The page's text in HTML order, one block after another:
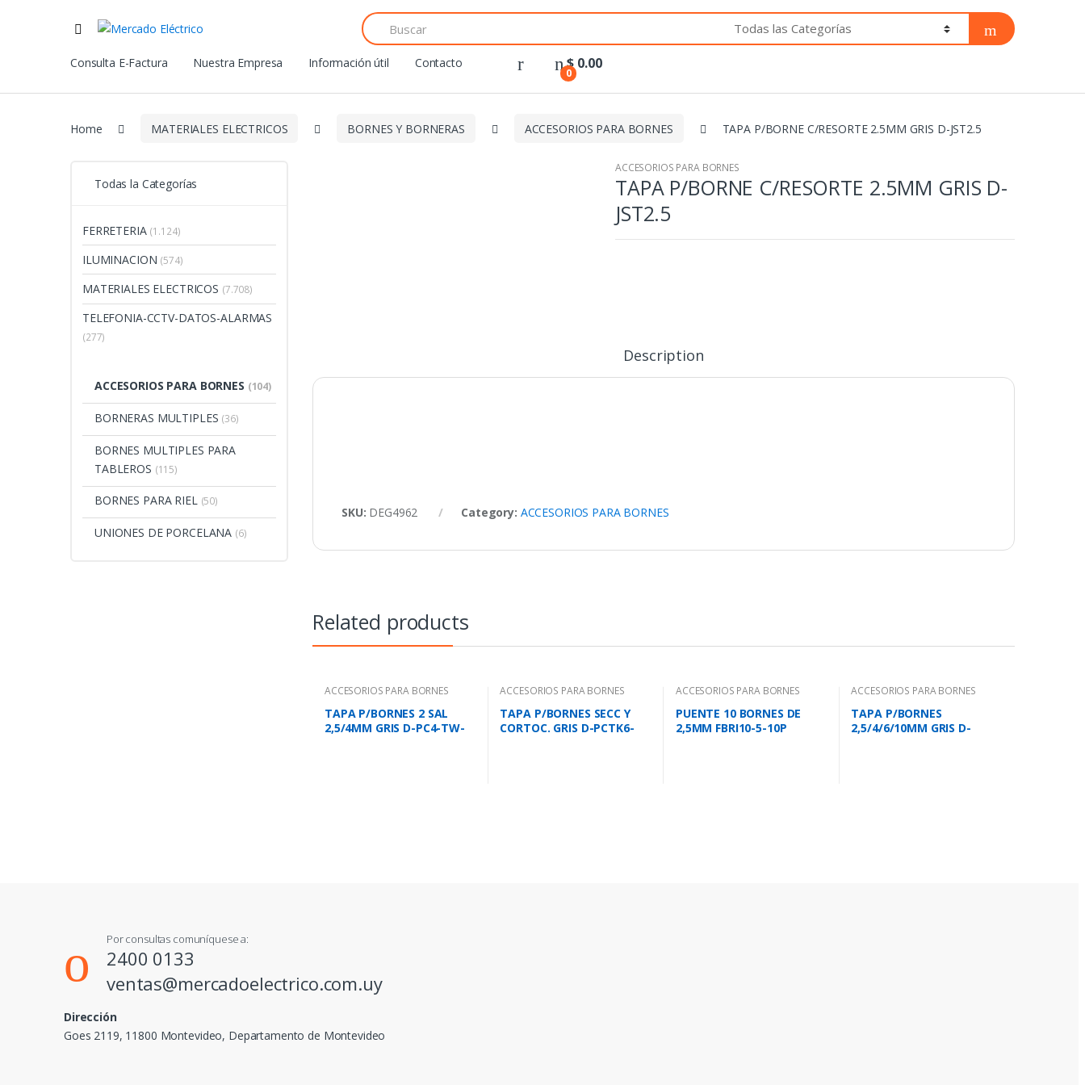
Search
for:
Consulta E-Factura
Nuestra Empresa Información útil Contacto
0
$ 0.00
Home MATERIALES ELECTRICOS BORNES Y BORNERAS ACCESORIOS PARA BORNES TAPA P/BORNE C/RESORTE 2.5MM GRIS D-JST2.5
ACCESORIOS PARA BORNES
TAPA P/BORNE C/RESORTE 2.5MM GRIS D-
JST2.5
Description
SKU: DEG4962 Category: ACCESORIOS PARA BORNES
Related products
ACCESORIOS PARA BORNES
TAPA P/BORNES 2 SAL
2,5/4MM GRIS D-PC4-TW-
ACCESORIOS PARA BORNES
TAPA P/BORNES SECC Y
CORTOC. GRIS D-PCTK6-
ACCESORIOS PARA BORNES
PUENTE 10 BORNES DE
2,5MM FBRI10-5-10P
ACCESORIOS PARA BORNES
TAPA P/BORNES
2,5/4/6/10MM GRIS D-
Todas la Categorías
FERRETERIA (1.124)
ILUMINACION (574)
MATERIALES ELECTRICOS (7.708)
TELEFONIA-CCTV-DATOS-ALARMAS
(277)
ACCESORIOS PARA BORNES (104)
BORNERAS MULTIPLES (36)
BORNES MULTIPLES PARA
TABLEROS (115)
BORNES PARA RIEL (50)
UNIONES DE PORCELANA (6)
Por consultas comuníquese a:
2400 0133
ventas@mercadoelectrico.com.uy
Dirección
Goes 2119, 11800 Montevideo, Departamento de Montevideo